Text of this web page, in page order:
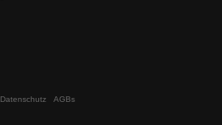
Datenschutz AGBs